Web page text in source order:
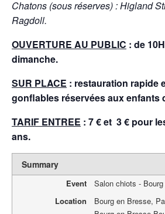
Chatons (sous réserves) : Higland
Ragdoll.
OUVERTURE AU PUBLIC : de
dimanche.
SUR PLACE : restauration rapide
gonflables réservées aux enfants
TARIF ENTREE : 7 € et 3 € pour
ans.
Summary
Event
Salon chiots -
Location
Bourg en Bresse,